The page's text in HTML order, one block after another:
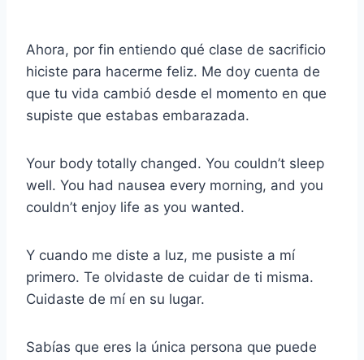
Ahora, por fin entiendo qué clase de sacrificio
hiciste para hacerme feliz. Me doy cuenta de
que tu vida cambió desde el momento en que
supiste que estabas embarazada.
Your body totally changed. You couldn’t sleep
well. You had nausea every morning, and you
couldn’t enjoy life as you wanted.
Y cuando me diste a luz, me pusiste a mí
primero. Te olvidaste de cuidar de ti misma.
Cuidaste de mí en su lugar.
Sabías que eres la única persona que puede